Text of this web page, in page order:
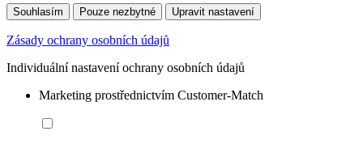
Souhlasím Pouze nezbytné Upravit nastavení
Zásady ochrany osobních údajů
Individuální nastavení ochrany osobních údajů
Marketing prostřednictvím Customer-Match